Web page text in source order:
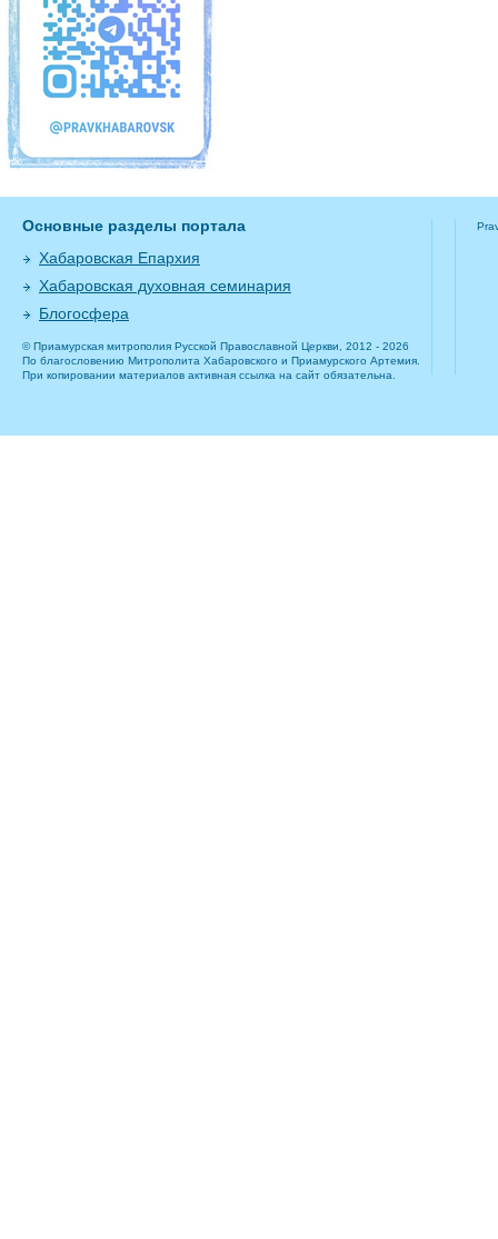
Основные разделы портала
Хабаровская Епархия
Хабаровская духовная семинария
Блогосфера
© Приамурская митрополия Русской Православной Церкви, 2012 - 2026
По благословению Митрополита Хабаровского и Приамурского Артемия.
При копировании материалов активная ссылка на сайт обязательна.